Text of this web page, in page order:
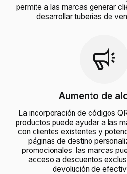
permite a las marcas generar
desarrollar tuberías de
Aumento de
La incorporación de códigos
productos puede ayudar a las
con clientes existentes y
páginas de destino
promocionales, las marcas
acceso a descuentos
devolución de